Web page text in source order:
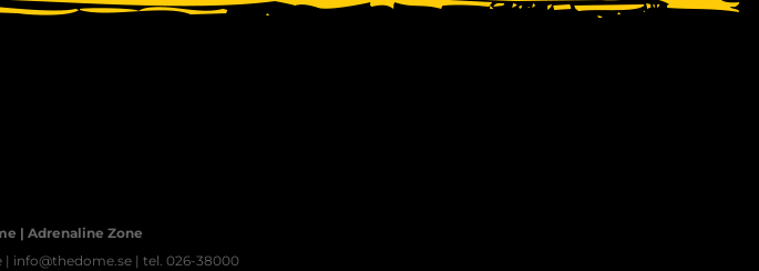
| Adrenaline Zone
| info@thedome.se | tel. 026-38000